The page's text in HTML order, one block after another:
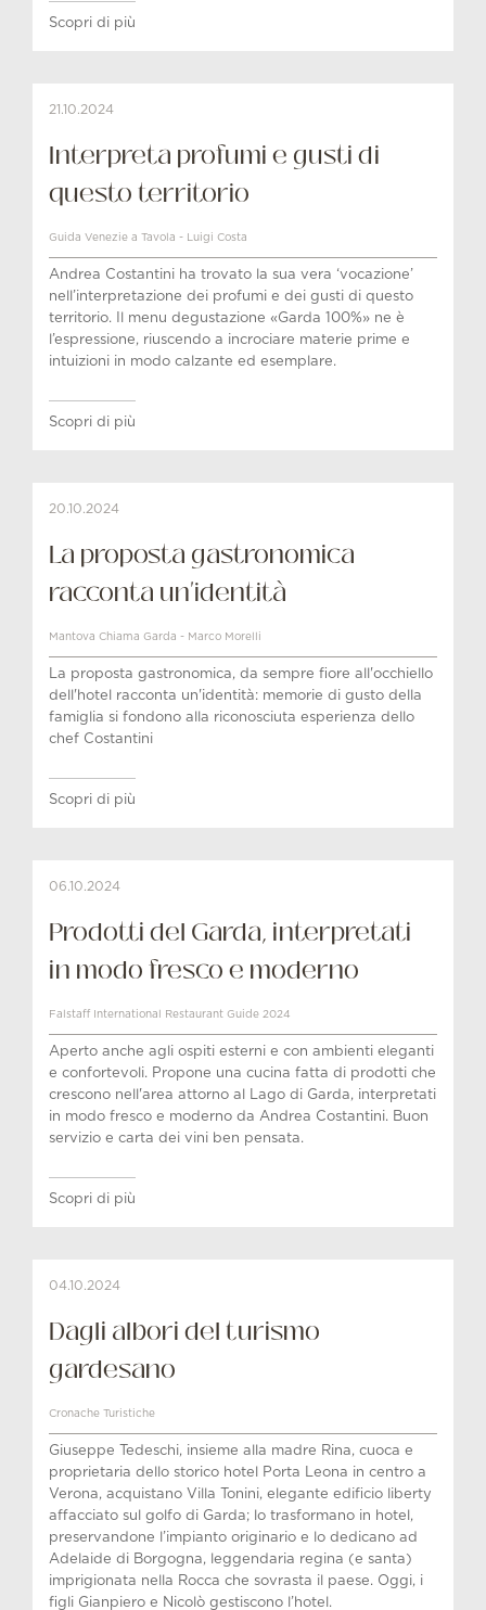
Scopri di più
21.10.2024
Interpreta profumi e gusti di
questo territorio
Guida Venezie a Tavola - Luigi Costa
Andrea Costantini ha trovato la sua vera ‘vocazione’
nell’interpretazione dei profumi e dei gusti di questo
territorio. Il menu degustazione «Garda 100%» ne è
l’espressione, riuscendo a incrociare materie prime e
intuizioni in modo calzante ed esemplare.
Scopri di più
20.10.2024
La proposta gastronomica
racconta un'identità
Mantova Chiama Garda - Marco Morelli
La proposta gastronomica, da sempre fiore all'occhiello
dell'hotel racconta un'identità: memorie di gusto della
famiglia si fondono alla riconosciuta esperienza dello
chef Costantini
Scopri di più
06.10.2024
Prodotti del Garda, interpretati
in modo fresco e moderno
Falstaff International Restaurant Guide 2024
Aperto anche agli ospiti esterni e con ambienti eleganti
e confortevoli. Propone una cucina fatta di prodotti che
crescono nell'area attorno al Lago di Garda, interpretati
in modo fresco e moderno da Andrea Costantini. Buon
servizio e carta dei vini ben pensata.
Scopri di più
04.10.2024
Dagli albori del turismo
gardesano
Cronache Turistiche
Giuseppe Tedeschi, insieme alla madre Rina, cuoca e
proprietaria dello storico hotel Porta Leona in centro a
Verona, acquistano Villa Tonini, elegante edificio liberty
affacciato sul golfo di Garda; lo trasformano in hotel,
preservandone l’impianto originario e lo dedicano ad
Adelaide di Borgogna, leggendaria regina (e santa)
imprigionata nella Rocca che sovrasta il paese. Oggi, i
figli Gianpiero e Nicolò gestiscono l’hotel.